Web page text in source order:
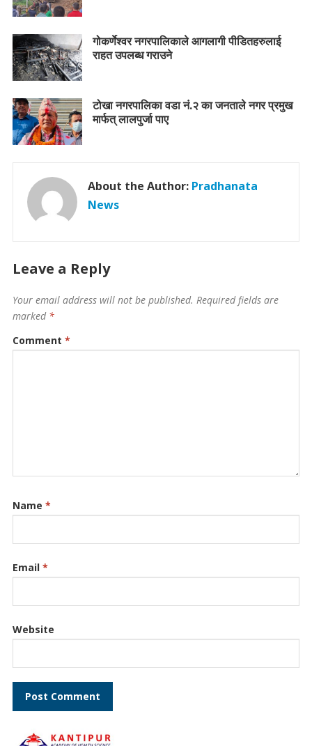
गोकर्णेश्वर नगरपालिकाले आगलागी पीडितहरुलाई
राहत उपलब्ध गराउने
टोखा नगरपालिका वडा नं.२ का जनताले नगर प्रमुख
मार्फत् लालपुर्जा पाए
About the Author: Pradhanata
News
Leave a Reply
Your email address will not be published. Required fields are
marked *
Comment *
Name *
Email *
Website